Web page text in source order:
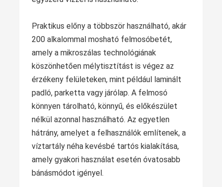
Praktikus előny a többször használható, akár
200 alkalommal mosható felmosóbetét,
amely a mikroszálas technológiának
köszönhetően mélytisztítást is végez az
érzékeny felületeken, mint például laminált
padló, parketta vagy járólap. A felmosó
könnyen tárolható, könnyű, és előkészület
nélkül azonnal használható. Az egyetlen
hátrány, amelyet a felhasználók említenek, a
víztartály néha kevésbé tartós kialakítása,
amely gyakori használat esetén óvatosabb
bánásmódot igényel.